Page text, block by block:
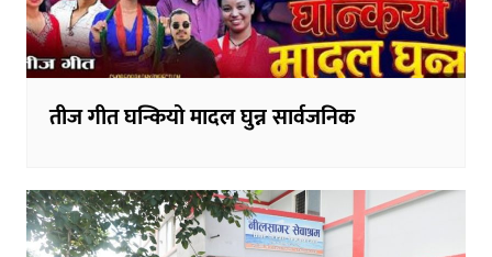
तीज गीत घन्कियो मादल घुन्न सार्वजनिक